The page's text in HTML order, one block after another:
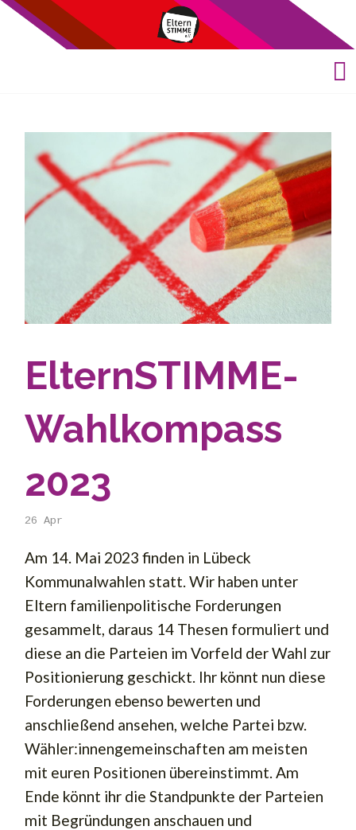
ElternSTIMME-
Wahlkompass
2023
26 Apr
Am 14. Mai 2023 finden in Lübeck
Kommunalwahlen statt. Wir haben unter
Eltern familienpolitische Forderungen
gesammelt, daraus 14 Thesen formuliert und
diese an die Parteien im Vorfeld der Wahl zur
Positionierung geschickt. Ihr könnt nun diese
Forderungen ebenso bewerten und
anschließend ansehen, welche Partei bzw.
Wähler:innengemeinschaften am meisten
mit euren Positionen übereinstimmt. Am
Ende könnt ihr die Standpunkte der Parteien
mit Begründungen anschauen und